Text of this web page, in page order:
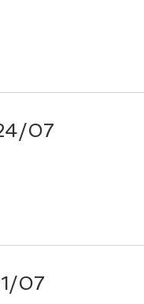
07
07